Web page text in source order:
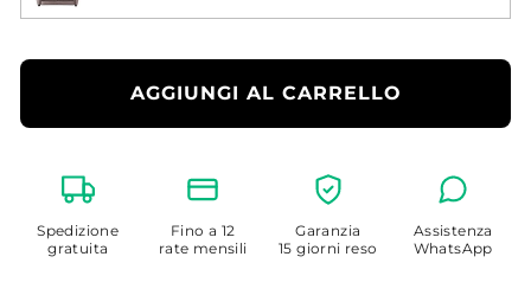
AGGIUNGI AL CARRELLO
Spedizione
gratuita
Fino a 12
rate mensili
Garanzia
15 giorni reso
Assistenza
WhatsApp